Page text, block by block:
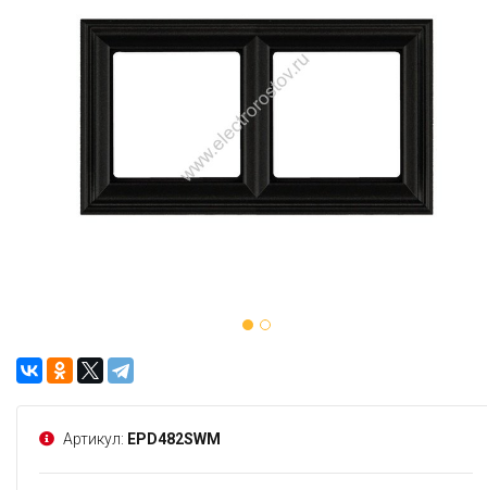
Артикул: EPD482SWM